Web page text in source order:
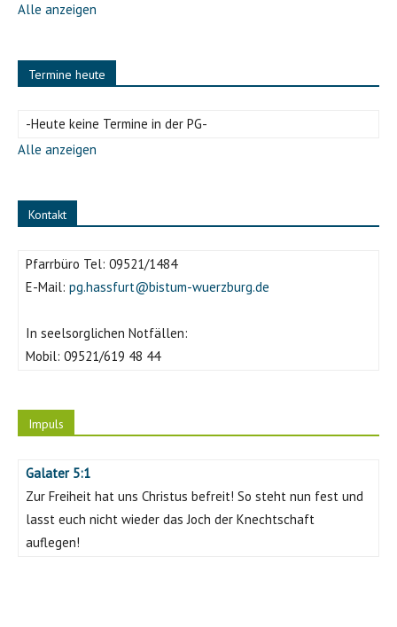
Alle anzeigen
Termine heute
-Heute keine Termine in der PG-
Alle anzeigen
Kontakt
Pfarrbüro Tel: 09521/1484
E-Mail: pg.hassfurt@bistum-wuerzburg.de
In seelsorglichen Notfällen:
Mobil: 09521/619 48 44
Impuls
Galater 5:1
Zur Freiheit hat uns Christus befreit! So steht nun fest und
lasst euch nicht wieder das Joch der Knechtschaft
auflegen!